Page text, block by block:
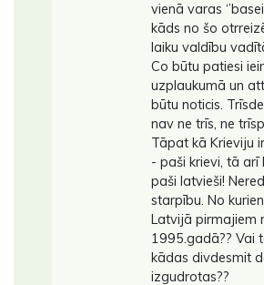
vienā varas
kāds no šo
laiku valdību
Co būtu patiesi
uzplaukumā un
būtu noticis.
nav ne trīs, ne
Tāpat kā Krieviju
- paši krievi, tā arī
paši latvieši!
starpību. No
Latvijā pirmajiem
1995.gadā?? Vai
kādas divdesmit
izgudrotas??